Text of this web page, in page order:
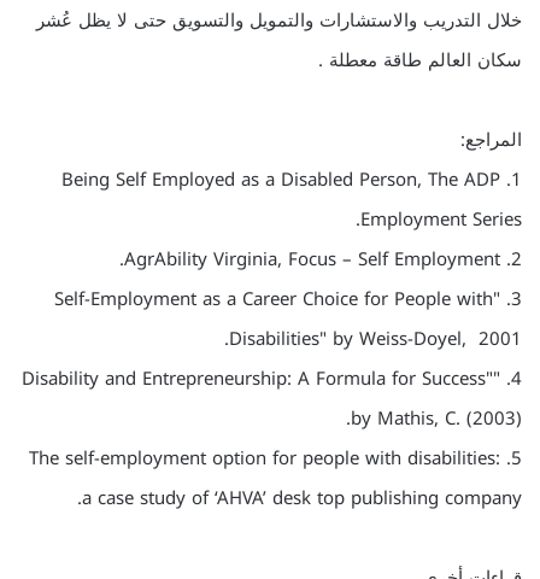
خلال التدريب والاستشارات والتمويل والتسويق حتى لا يظل عُشر
سكان العالم طاقة معطلة .
المراجع:
1. Being Self Employed as a Disabled Person, The ADP
Employment Series.
2. AgrAbility Virginia, Focus – Self Employment.
3. "Self-Employment as a Career Choice for People with
Disabilities" by Weiss-Doyel, 2001.
4. "Disability and Entrepreneurship: A Formula for Success"
by Mathis, C. (2003).
5. The self-employment option for people with disabilities:
a case study of ‘AHVA’ desk top publishing company.